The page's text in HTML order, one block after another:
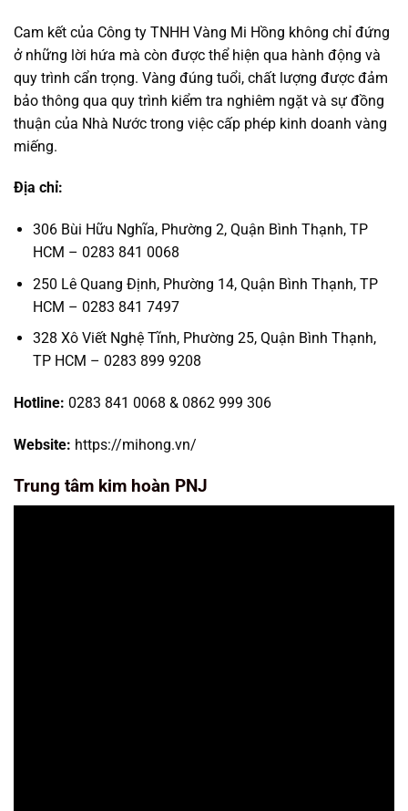
Cam kết của Công ty TNHH Vàng Mi Hồng không chỉ đứng
ở những lời hứa mà còn được thể hiện qua hành động và
quy trình cẩn trọng. Vàng đúng tuổi, chất lượng được đảm
bảo thông qua quy trình kiểm tra nghiêm ngặt và sự đồng
thuận của Nhà Nước trong việc cấp phép kinh doanh vàng
miếng.
Địa chỉ:
306 Bùi Hữu Nghĩa, Phường 2, Quận Bình Thạnh, TP
HCM – 0283 841 0068
250 Lê Quang Định, Phường 14, Quận Bình Thạnh, TP
HCM – 0283 841 7497
328 Xô Viết Nghệ Tĩnh, Phường 25, Quận Bình Thạnh,
TP HCM – 0283 899 9208
Hotline: 0283 841 0068 & 0862 999 306
Website: https://mihong.vn/
Trung tâm kim hoàn PNJ